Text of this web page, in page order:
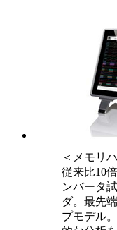
＜メモリ
従来比10
ンバータ
ダ。最先
プモデル